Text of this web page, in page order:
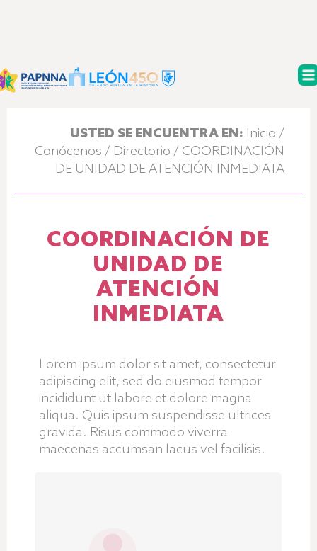
USTED SE ENCUENTRA EN: Inicio /
Conócenos/ Directorio / COORDINACIÓN
DE UNIDAD DE ATENCIÓN INMEDIATA
COORDINACIÓN DE
UNIDAD DE
ATENCIÓN
INMEDIATA
Lorem ipsum dolor sit amet, consectetur
adipiscing elit, sed do eiusmod tempor
incididunt ut labore et dolore magna
aliqua. Quis ipsum suspendisse ultrices
gravida. Risus commodo viverra
maecenas accumsan lacus vel facilisis.